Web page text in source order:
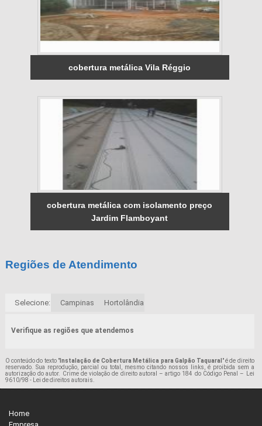
cobertura metálica Vila Réggio
cobertura metálica com isolamento preço
Jardim Flamboyant
Regiões de Atendimento
Selecione: Campinas Hortolândia
Verifique as regiões que atendemos
O conteúdo do texto "Instalação de Cobertura Metálica para Galpão Taquaral " é de direito
reservado. Sua reprodução, parcial ou total, mesmo citando nossos links, é proibida sem a
autorização do autor. Crime de violação de direito autoral – artigo 184 do Código Penal –
Lei
9610/98 - Lei de direitos autorais
Home